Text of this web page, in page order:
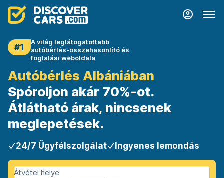
#1
A világ leglátogatottabb
autóbérlés-összehasonlító és
foglalási weboldala
Autóbérlés Albániában
Spóroljon akár 70%-ot.
Átlátható árak, nincsenek
meglepetések.
24/7 Ügyfélszolgálat Ingyenes lemondás
Átvétel helye